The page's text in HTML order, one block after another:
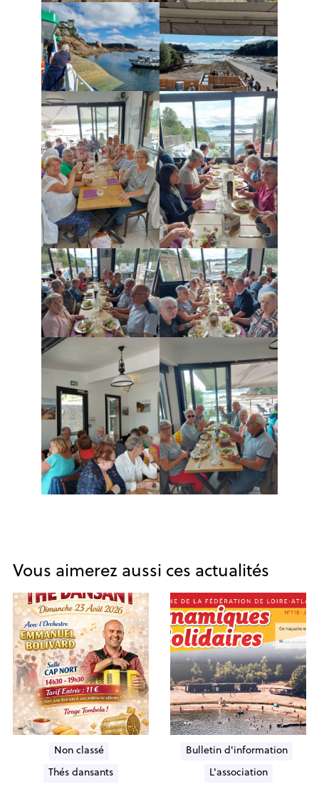
Vous aimerez aussi ces actualités
Non classé
Thés dansants
Bulletin d'information
L'association